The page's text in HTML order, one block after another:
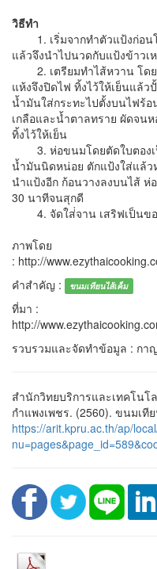
วิธีทำ
1. เริ่มจากทำตัวแป้งก่อนโ
แล้วจึงนำไปนวดกับแป้งข้าวเ
2. เตรียมทำไส้หวาน โดย
แห้งจึงปิดไฟ ทิ้งไว้ให้เย็นแล้
น้ำมันใส่กระทะไปตั้งบนไฟร้
เกลือและน้ำตาลทราย ผัดจน
ทิ้งไว้ให้เย็น
3. ห่อขนมโดยตัดใบตองเ
น้ำมันนิดหน่อย ตักแป้งใส่แล้ว
นำแป้งอีก ก้อนวางลงบนไส้
30 นาทีจนสุกดี
4. จัดใส่่จาน เสริฟเป็นขอ
ภาพโดย
: http://
คำสำคัญ :
ขนมเทียนไส้เค็ม
ที่มา :
http://
รวบรวมและจัดทำข้อมูล : กา
สำนักวิทยบริการและเทคโน
กำแพงเพชร. (2560). ขนมเที
https://arit.kpru.ac.th/ap/